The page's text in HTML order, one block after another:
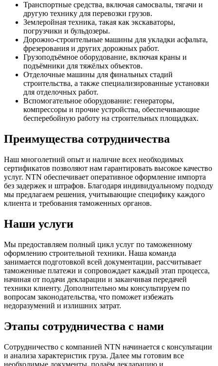
Транспортные средства, включая самосвалы, тягачи и
другую технику для перевозки грузов.
Землеройная техника, такая как экскаваторы,
погрузчики и бульдозеры.
Дорожно-строительные машины для укладки асфальта,
фрезерования и других дорожных работ.
Грузоподъёмное оборудование, включая краны и
подъёмники для тяжёлых объектов.
Отделочные машины для финальных стадий
строительства, а также специализированные установки
для отделочных работ.
Вспомогательное оборудование: генераторы,
компрессоры и прочие устройства, обеспечивающие
бесперебойную работу на строительных площадках.
Преимущества сотрудничества
Наш многолетний опыт и наличие всех необходимых
сертификатов позволяют нам гарантировать высокое качество
услуг. NTN обеспечивает оперативное оформление импорта
без задержек и штрафов. Благодаря индивидуальному подходу
мы предлагаем решения, учитывающие специфику каждого
клиента и требования таможенных органов.
Наши услуги
Мы предоставляем полный цикл услуг по таможенному
оформлению строительной техники. Наша команда
занимается подготовкой всей документации, рассчитывает
таможенные платежи и сопровождает каждый этап процесса,
начиная от подачи декларации и заканчивая передачей
техники клиенту. Дополнительно мы консультируем по
вопросам законодательства, что поможет избежать
недоразумений и излишних затрат.
Этапы сотрудничества с нами
Сотрудничество с компанией NTN начинается с консультации
и анализа характеристик груза. Далее мы готовим все
необходимые документы, подаём декларацию и